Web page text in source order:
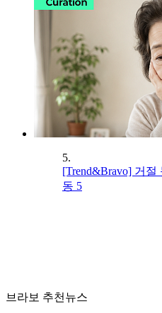
5.
[Trend&Bravo] 거
동 5
브라보 추천뉴스